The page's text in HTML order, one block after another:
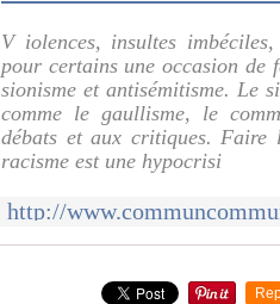
V iolences, insultes
pour certains une occasion de
sionisme et antisémitisme. Le
comme le gaullisme, le
débats et aux critiques. Faire
racisme est une hypocrisi